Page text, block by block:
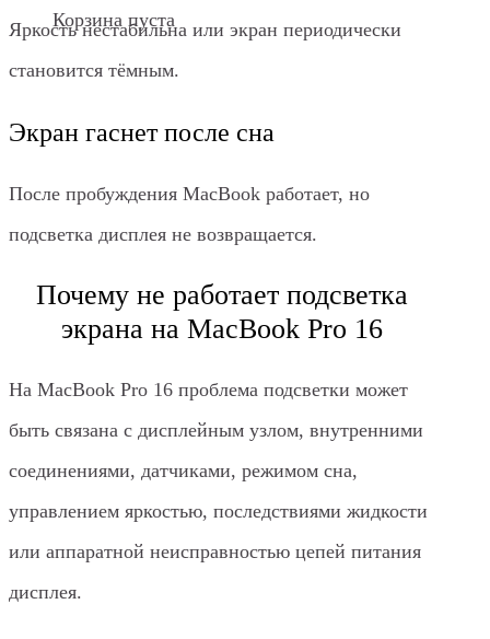
Корзина пуста
Яркость нестабильна или экран периодически
становится тёмным.
Экран гаснет после сна
После пробуждения MacBook работает, но
подсветка дисплея не возвращается.
Почему не работает подсветка
экрана на MacBook Pro 16
На MacBook Pro 16 проблема подсветки может
быть связана с дисплейным узлом, внутренними
соединениями, датчиками, режимом сна,
управлением яркостью, последствиями жидкости
или аппаратной неисправностью цепей питания
дисплея.